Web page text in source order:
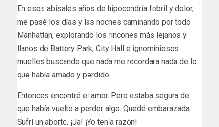
En esos abisales años de hipocondría febril y dolor,
me pasé los días y las noches caminando por todo
Manhattan, explorando los rincones más lejanos y
llanos de Battery Park, City Hall e ignominiosos
muelles buscando que nada me recordara nada de lo
que había amado y perdido.
Entonces encontré el amor. Pero estaba segura de
que había vuelto a perder algo. Quedé embarazada.
Sufrí un aborto. ¡Ja! ¡Yo tenía razón!